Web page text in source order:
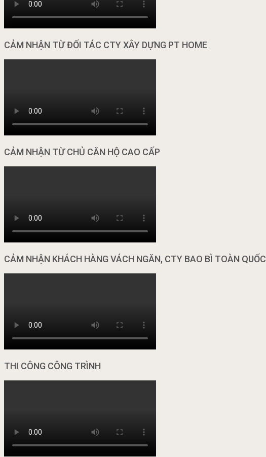
CẢM NHẬN TỪ ĐỐI TÁC CTY XÂY DỰNG PT HOME
CẢM NHẬN TỪ CHỦ CĂN HỘ CAO CẤP
CẢM NHẬN KHÁCH HÀNG VÁCH NGĂN, CTY BAO BÌ TOÀN QUỐC
THI CÔNG CÔNG TRÌNH